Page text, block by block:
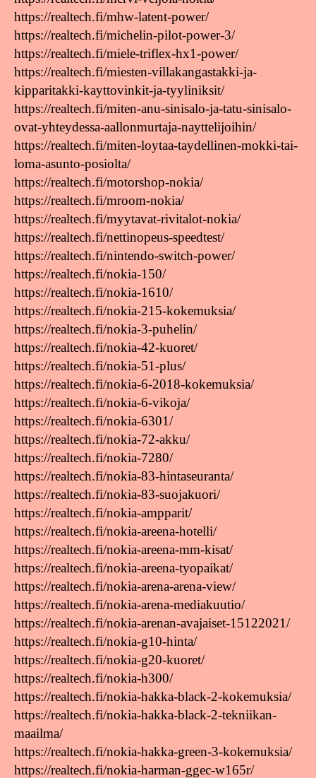
https://realtech.fi/mhw-latent-power/
https://realtech.fi/michelin-pilot-power-3/
https://realtech.fi/miele-triflex-hx1-power/
https://realtech.fi/miesten-villakangastakki-ja-
kipparitakki-kayttovinkit-ja-tyyliniksit/
https://realtech.fi/miten-anu-sinisalo-ja-tatu-sinisalo-
ovat-yhteydessa-aallonmurtaja-nayttelijoihin/
https://realtech.fi/miten-loytaa-taydellinen-mokki-tai-
loma-asunto-posiolta/
https://realtech.fi/motorshop-nokia/
https://realtech.fi/mroom-nokia/
https://realtech.fi/myytavat-rivitalot-nokia/
https://realtech.fi/nettinopeus-speedtest/
https://realtech.fi/nintendo-switch-power/
https://realtech.fi/nokia-150/
https://realtech.fi/nokia-1610/
https://realtech.fi/nokia-215-kokemuksia/
https://realtech.fi/nokia-3-puhelin/
https://realtech.fi/nokia-42-kuoret/
https://realtech.fi/nokia-51-plus/
https://realtech.fi/nokia-6-2018-kokemuksia/
https://realtech.fi/nokia-6-vikoja/
https://realtech.fi/nokia-6301/
https://realtech.fi/nokia-72-akku/
https://realtech.fi/nokia-7280/
https://realtech.fi/nokia-83-hintaseuranta/
https://realtech.fi/nokia-83-suojakuori/
https://realtech.fi/nokia-ampparit/
https://realtech.fi/nokia-areena-hotelli/
https://realtech.fi/nokia-areena-mm-kisat/
https://realtech.fi/nokia-areena-tyopaikat/
https://realtech.fi/nokia-arena-arena-view/
https://realtech.fi/nokia-arena-mediakuutio/
https://realtech.fi/nokia-arenan-avajaiset-15122021/
https://realtech.fi/nokia-g10-hinta/
https://realtech.fi/nokia-g20-kuoret/
https://realtech.fi/nokia-h300/
https://realtech.fi/nokia-hakka-black-2-kokemuksia/
https://realtech.fi/nokia-hakka-black-2-tekniikan-
maailma/
https://realtech.fi/nokia-hakka-green-3-kokemuksia/
https://realtech.fi/nokia-harman-ggec-w165r/